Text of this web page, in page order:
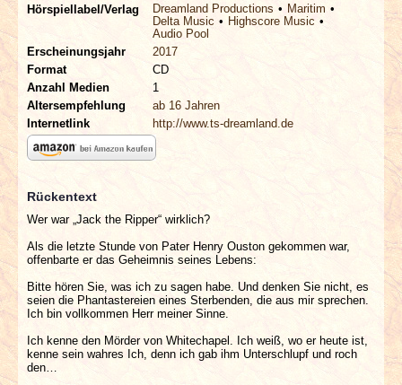
Hörspiellabel/Verlag
Dreamland Productions
Maritim
Delta Music
Highscore Music
Audio Pool
Erscheinungsjahr
2017
Format
CD
Anzahl Medien
1
Altersempfehlung
ab 16 Jahren
Internetlink
http://www.ts-dreamland.de
Rückentext
Wer war „Jack the Ripper“ wirklich?
Als die letzte Stunde von Pater Henry Ouston gekommen war,
offenbarte er das Geheimnis seines Lebens:
Bitte hören Sie, was ich zu sagen habe. Und denken Sie nicht, es
seien die Phantastereien eines Sterbenden, die aus mir sprechen.
Ich bin vollkommen Herr meiner Sinne.
Ich kenne den Mörder von Whitechapel. Ich weiß, wo er heute ist,
kenne sein wahres Ich, denn ich gab ihm Unterschlupf und roch
den…